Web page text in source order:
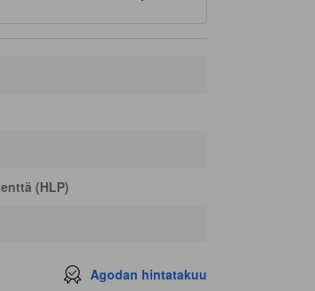
(HLP)
Agodan hintatakuu